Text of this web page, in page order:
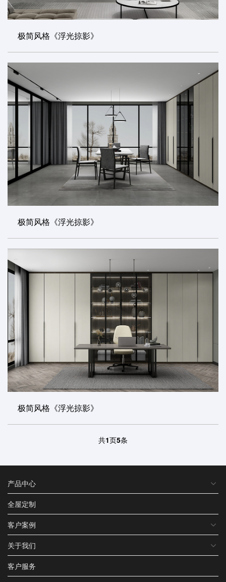
极简风格《浮光掠影》
极简风格《浮光掠影》
极简风格《浮光掠影》
共1页5条
产品中心
全屋定制
客户案例
关于我们
客户服务